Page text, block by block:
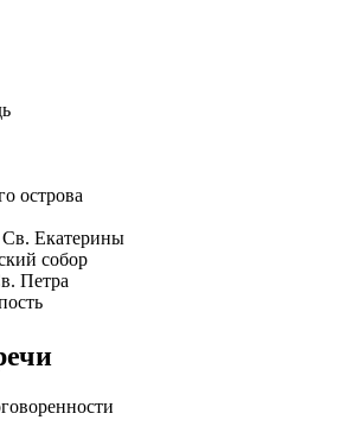
острова
Св. Екатерины
собор
Петра